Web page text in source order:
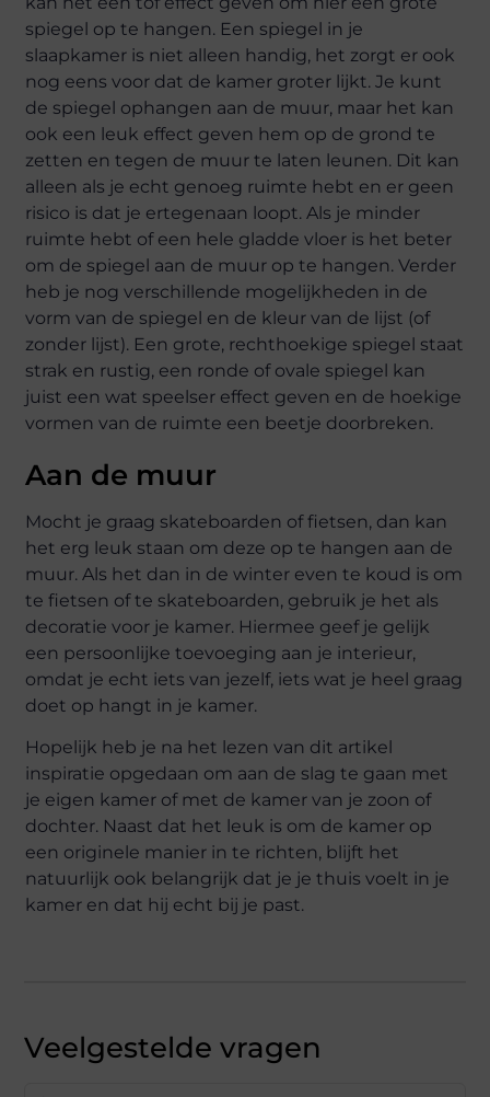
spiegel op te hangen. Een spiegel in je
slaapkamer is niet alleen handig, het zorgt er ook
nog eens voor dat de kamer groter lijkt. Je kunt
de spiegel ophangen aan de muur, maar het kan
ook een leuk effect geven hem op de grond te
zetten en tegen de muur te laten leunen. Dit kan
alleen als je echt genoeg ruimte hebt en er geen
risico is dat je ertegenaan loopt. Als je minder
ruimte hebt of een hele gladde vloer is het beter
om de spiegel aan de muur op te hangen. Verder
heb je nog verschillende mogelijkheden in de
vorm van de spiegel en de kleur van de lijst (of
zonder lijst). Een grote, rechthoekige spiegel staat
strak en rustig, een ronde of ovale spiegel kan
juist een wat speelser effect geven en de hoekige
vormen van de ruimte een beetje doorbreken.
Aan de muur
Mocht je graag skateboarden of fietsen, dan kan
het erg leuk staan om deze op te hangen aan de
muur. Als het dan in de winter even te koud is om
te fietsen of te skateboarden, gebruik je het als
decoratie voor je kamer. Hiermee geef je gelijk
een persoonlijke toevoeging aan je interieur,
omdat je echt iets van jezelf, iets wat je heel graag
doet op hangt in je kamer.
Hopelijk heb je na het lezen van dit artikel
inspiratie opgedaan om aan de slag te gaan met
je eigen kamer of met de kamer van je zoon of
dochter. Naast dat het leuk is om de kamer op
een originele manier in te richten, blijft het
natuurlijk ook belangrijk dat je je thuis voelt in je
kamer en dat hij echt bij je past.
Veelgestelde vragen